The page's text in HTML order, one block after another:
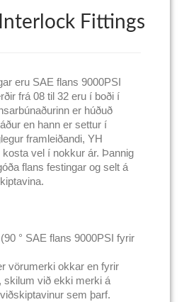
Fittings
eru SAE flans 9000PSI
frá 08 til 32 eru í boði í
er húðuð
en hann er settur í
framleiðandi, YH
vel í nokkur ár. Þannig
flans festingar og selt á
° SAE flans 9000PSI fyrir
vörumerki okkar en fyrir
skilum við ekki merki á
sem þarf.